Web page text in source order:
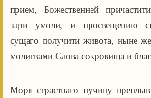
прием, Божественней
зари умоли, и просвещению
сущаго получити живота, ныне
молитвами Слова сокровища и
Моря страстнаго пучину